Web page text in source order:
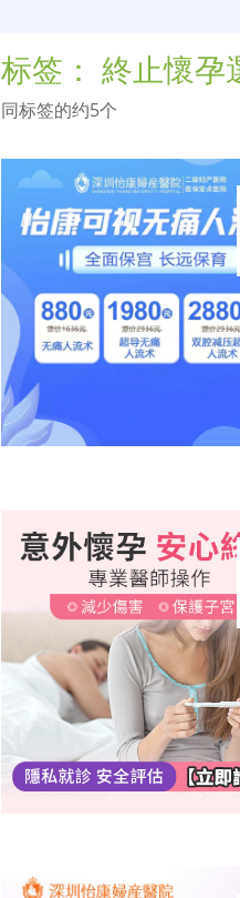
标签： 終止懷孕
同标签的约5个